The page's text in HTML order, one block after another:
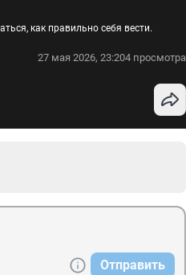
как правильно себя вести.
27 мая 2026, 23:204 просмотра
Отправить